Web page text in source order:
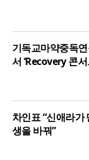
기독교마약중독
서 ‘Recovery 콘서
차인표 “신애라가
생을 바꿔”